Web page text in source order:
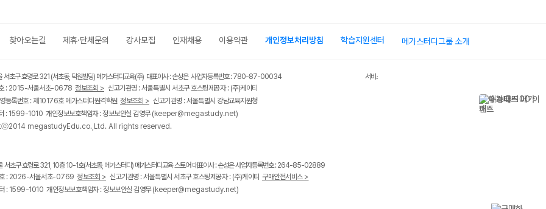
찾아오는길 제휴·단체문의 강사모집 인재채용 이용약관 개인정보처리방침 학습지원센터 메가스터디그룹 소개
초구 효령로 321 (서초동, 덕원빌딩) 메가스터디교육(주) 대표이사 : 손성은 사업자등록번호 : 780-87-00034
: 2015-서울서초-0678 정보조회 > 신고기관명 : 서울특별시 서초구 호스팅제공자 : (주)케이티
등록번호 : 제10176호 메가스터디원격학원 정보조회 > 신고기관명 : 서울특별시 강남교육지원청
: 1599-1010 개인정보보호책임자 : 정보보안실 김영무(keeper@megastudy.net)
megastudyEdu.co.,Ltd. All rights reserved.
서비스 가입사실 확인
초구 효령로 321, 10층 10-1호(서초동, 메가스터디) 메가스터디교육 스토어 대표이사 : 손성은 사업자등록번호 : 264-85-02889
호 : 2026-서울서초-0769 정보조회 > 신고기관명 : 서울특별시 서초구 호스팅제공자 : (주)케이티 구매안전서비스 >
: 1599-1010 개인정보보호책임자 : 정보보안실 김영무(keeper@megastudy.net)